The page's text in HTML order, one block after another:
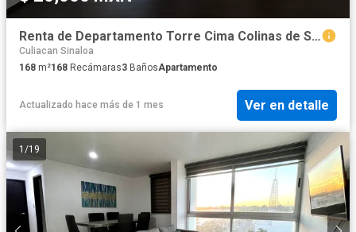
Renta de Departamento Torre Cima Colinas de San Miguel Culiacan, Sinaloa
Culiacan Sinaloa
168 m²168 Recámaras3 BañosApartamento
Actualizado hace más de 1 mes Ver en detalle
1 /19